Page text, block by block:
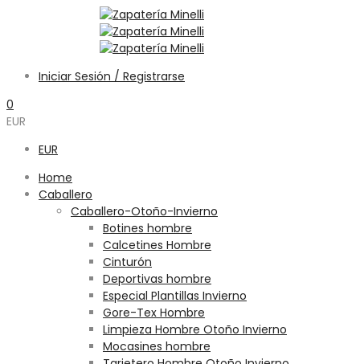
Iniciar Sesión / Registrarse
0
EUR
EUR
Home
Caballero
Caballero-Otoño-Invierno
Botines hombre
Calcetines Hombre
Cinturón
Deportivas hombre
Especial Plantillas Invierno
Gore-Tex Hombre
Limpieza Hombre Otoño Invierno
Mocasines hombre